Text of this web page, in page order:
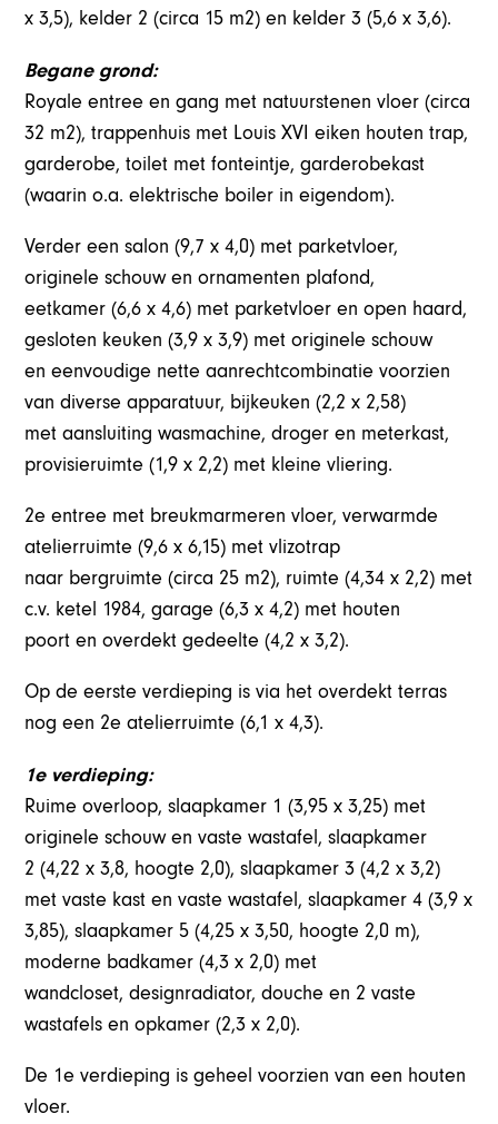
x 3,5), kelder 2 (circa 15 m2) en kelder 3 (5,6 x 3,6).
Begane grond:
Royale entree en gang met natuurstenen vloer (circa
32 m2), trappenhuis met Louis XVI eiken houten trap,
garderobe, toilet met fonteintje, garderobekast
(waarin o.a. elektrische boiler in eigendom).
Verder een salon (9,7 x 4,0) met parketvloer,
originele schouw en ornamenten plafond,
eetkamer (6,6 x 4,6) met parketvloer en open haard,
gesloten keuken (3,9 x 3,9) met originele schouw
en eenvoudige nette aanrechtcombinatie voorzien
van diverse apparatuur, bijkeuken (2,2 x 2,58)
met aansluiting wasmachine, droger en meterkast,
provisieruimte (1,9 x 2,2) met kleine vliering.
2e entree met breukmarmeren vloer, verwarmde
atelierruimte (9,6 x 6,15) met vlizotrap
naar bergruimte (circa 25 m2), ruimte (4,34 x 2,2) met
c.v. ketel 1984, garage (6,3 x 4,2) met houten
poort en overdekt gedeelte (4,2 x 3,2).
Op de eerste verdieping is via het overdekt terras
nog een 2e atelierruimte (6,1 x 4,3).
1e verdieping:
Ruime overloop, slaapkamer 1 (3,95 x 3,25) met
originele schouw en vaste wastafel, slaapkamer
2 (4,22 x 3,8, hoogte 2,0), slaapkamer 3 (4,2 x 3,2)
met vaste kast en vaste wastafel, slaapkamer 4 (3,9 x
3,85), slaapkamer 5 (4,25 x 3,50, hoogte 2,0 m),
moderne badkamer (4,3 x 2,0) met
wandcloset, designradiator, douche en 2 vaste
wastafels en opkamer (2,3 x 2,0).
De 1e verdieping is geheel voorzien van een houten
vloer.